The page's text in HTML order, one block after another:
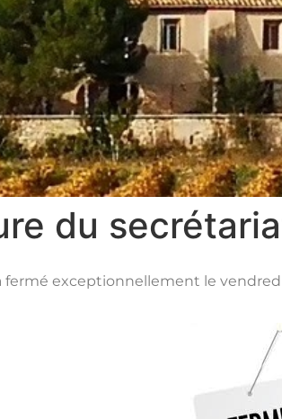
du
fermé exceptionnellement le